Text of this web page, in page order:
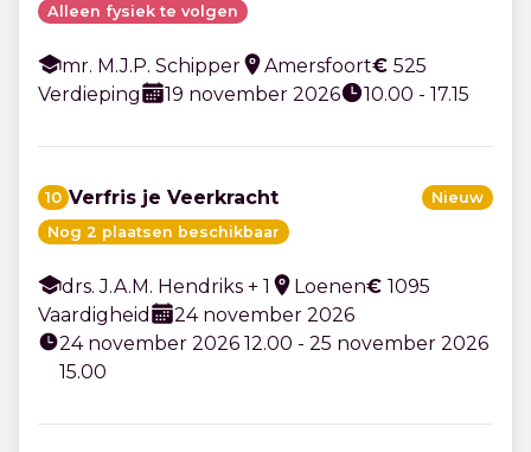
Alleen fysiek te volgen
mr. M.J.P. Schipper Amersfoort€ 525
Verdieping
19 november 2026 10.00 - 17.15
10 Verfris je Veerkracht
Nieuw
Nog 2 plaatsen beschikbaar
drs. J.A.M. Hendriks + 1 Loenen€ 1095
Vaardigheid
24 november 2026
24 november 2026 12.00 - 25 november 2026
15.00